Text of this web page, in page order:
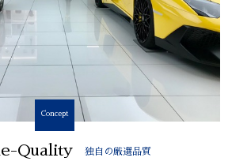
Concept
Quality 独自の厳選品質